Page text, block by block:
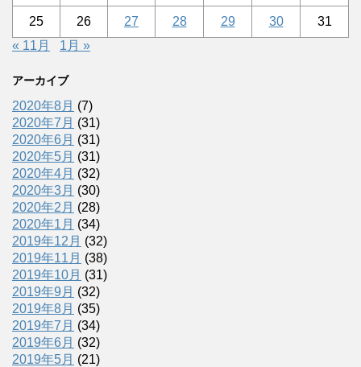
25 26 27 28 29 30
31
« 11月
1月 »
アーカイブ
2020年8月 (7)
2020年7月 (31)
2020年6月 (31)
2020年5月 (31)
2020年4月 (32)
2020年3月 (30)
2020年2月 (28)
2020年1月 (34)
2019年12月 (32)
2019年11月 (38)
2019年10月 (31)
2019年9月 (32)
2019年8月 (35)
2019年7月 (34)
2019年6月 (32)
2019年5月 (21)